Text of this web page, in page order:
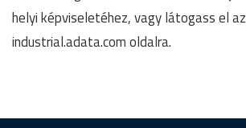
helyi képviseletéhez, vagy látogass el az
industrial.adata.com oldalra.